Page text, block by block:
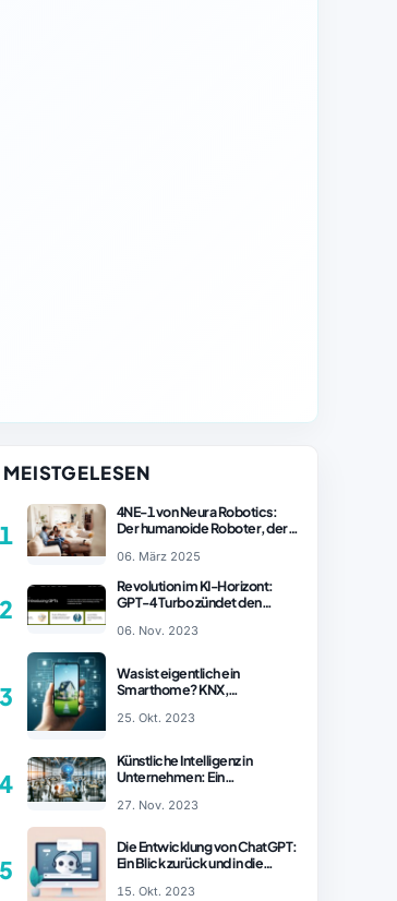
MEISTGELESEN
4NE-1 von Neura Robotics:
Der humanoide Roboter, der
revolutionieren könnte
06. März 2025
Revolution im KI-Horizont:
GPT-4 Turbo zündet den
– ChatGPT Revolution!
06. Nov. 2023
Was ist eigentlich ein
Smarthome? KNX,
Vergleich
25. Okt. 2023
Künstliche Intelligenz in
Unternehmen: Ein
27. Nov. 2023
Die Entwicklung von ChatGPT:
Ein Blick zurück und in die
15. Okt. 2023